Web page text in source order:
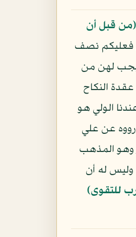
﴿من قبل أن
فعليكم نصف
يجب لهن من
النكاح
الولي هو
عن علي
وهو المذهب
له أن
للتقوى﴾